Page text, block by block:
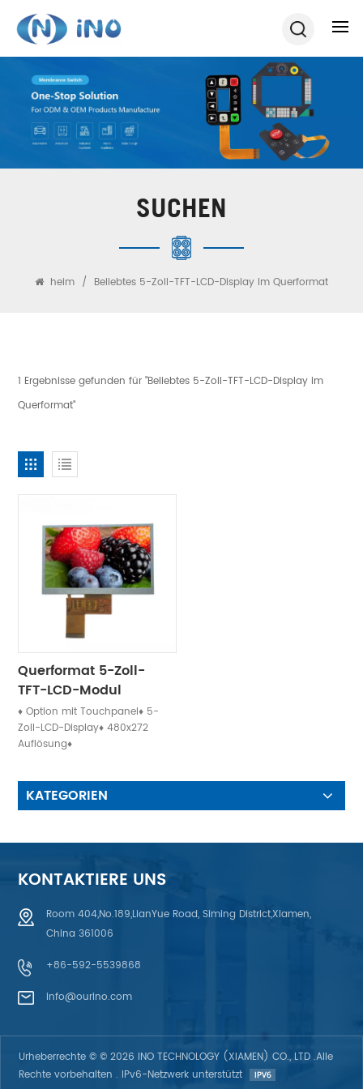
SUCHEN
heim / Beliebtes 5-Zoll-TFT-LCD-Display Im Querformat
1 Ergebnisse gefunden für "Beliebtes 5-Zoll-TFT-LCD-Display im
Querformat"
Querformat 5-Zoll-
TFT-LCD-Modul
ILI6482
♦ Option mit Touchpanel♦ 5-
Zoll-LCD-Display♦ 480x272
Auflösung♦
KATEGORIEN
KONTAKTIERE UNS
Room 404,No.189,LianYue Road, Siming District,Xiamen,
China 361006
+86-592-5539868
info@ourino.com
Urheberrechte © © 2026 INO TECHNOLOGY (XIAMEN) CO., LTD .Alle
Rechte vorbehalten . IPv6-Netzwerk unterstützt